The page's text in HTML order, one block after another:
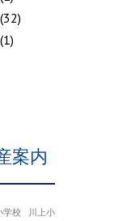
(32)
(1)
案内
学校
川上小